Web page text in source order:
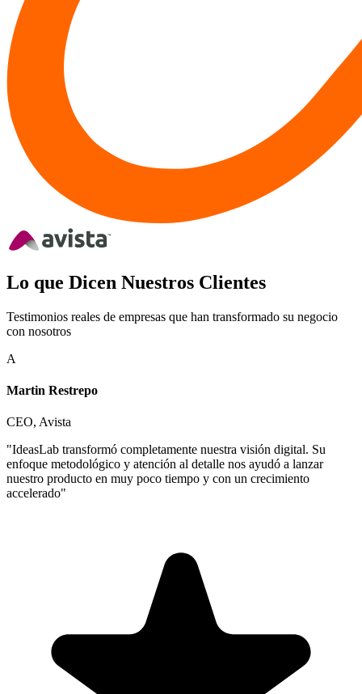
Lo que Dicen Nuestros Clientes
Testimonios reales de empresas que han transformado su negocio
con nosotros
A
Martin Restrepo
CEO, Avista
"IdeasLab transformó completamente nuestra visión digital. Su
enfoque metodológico y atención al detalle nos ayudó a lanzar
nuestro producto en muy poco tiempo y con un crecimiento
accelerado"